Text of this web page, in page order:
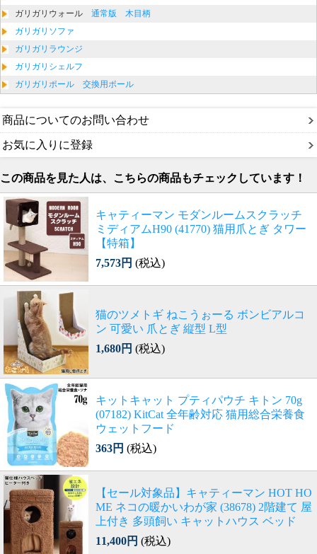
ガリガリウォール 通常版
木目柄
ガリガリソファ
ガリガリラウンジ
ガリガリシェルフ
ガリガリポール
交換用ポール
商品についてのお問い合わせ
お気に入りに登録
この商品を見た人は、こちらの商品もチェックしています！
キャティーマン モダンルームスクラッチ
ミディアムH90 (41770) 猫用爪とぎ タワー
【特箱】
7,573円 (税込)
猫のツメトギ ねこうぉーる ボンビアルコ
ン 可愛い 爪とぎ 縦型 L型
1,680円 (税込)
キットキャット プティパウチ キトン 70g
(07182) KitCat 全年齢対応 猫用総合栄養食
ウェットフード
363円 (税込)
【セール対象品】キャティーマン HOT HO
ME ネコの暖かいわが家 (38678) 2階建て 屋
上付き 多頭飼い キャットハウス ベッド
11,400円 (税込)